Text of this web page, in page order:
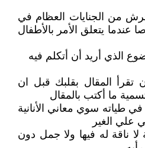
من الجنايات العظام في
عندما يتعلق الأمر بالأطفال
الذي أريد أن أتكلم فيه
تقرأ المقال بقلبك قبل ان
ما أكتب بالمقال
في طياته سوي معاني الأنانية
علي الغير
ناقة له فيها ولا جمل دون